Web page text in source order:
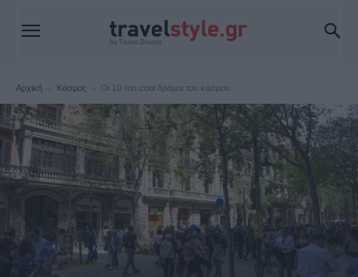
Αρχική Κόσμος Οι 10 πιο cool δρόμοι του κόσμου